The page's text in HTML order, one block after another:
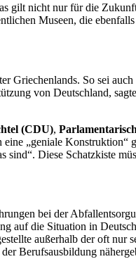
gilt nicht nur für die
Museen, die
Griechenlands. So sei
von Deutschland,
(CDU),
„geniale Konstruktion“
Diese Schatzkiste
bei der
auf die Situation in
außerhalb der oft nur
Berufsausbildung